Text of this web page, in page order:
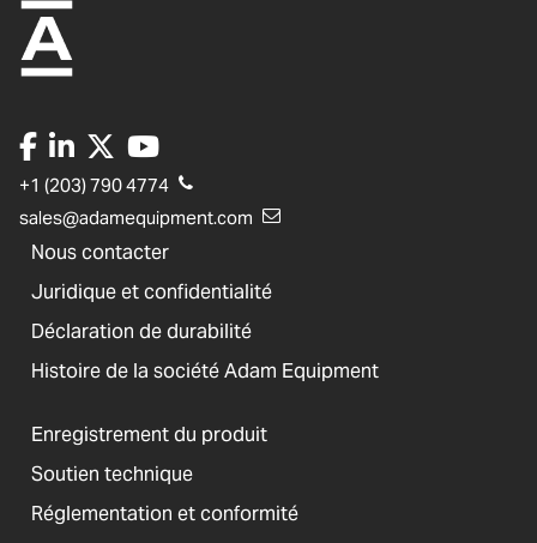
+1 (203) 790 4774
sales@adamequipment.com
Nous contacter
Juridique et confidentialité
Déclaration de durabilité
Histoire de la société Adam Equipment
Enregistrement du produit
Soutien technique
Réglementation et conformité